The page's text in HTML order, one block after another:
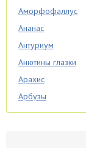
Аморфофаллус
Ананас
Антуриум
Анютины глазки
Арахис
Арбузы
Аспарагус